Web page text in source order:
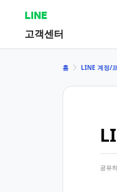
LINE
고객센터
홈 LINE 계정/
공유